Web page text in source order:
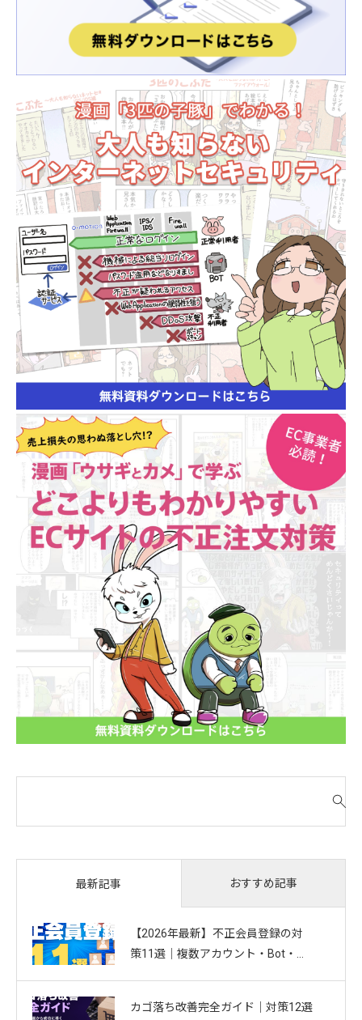
対
最新記事 おすすめ記事
【2026年最新】不正会員登録の対
策11選｜複数アカウント・Bot・捨
カゴ落ち改善完全ガイド｜対策12選